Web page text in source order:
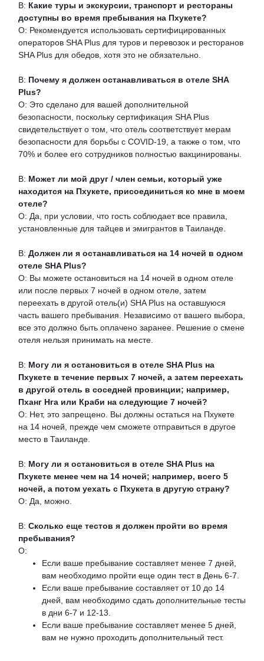
В: Какие туры и экскурсии, транспорт и рестораны
доступны во время пребывания на Пхукете?
О: Рекомендуется использовать сертифицированных
операторов SHA Plus для туров и перевозок и ресторанов
SHA Plus для обедов, хотя это не обязательно.
В: Почему я должен останавливаться в отеле SHA
Plus?
О: Это сделано для вашей дополнительной
безопасности, поскольку сертификация SHA Plus
свидетельствует о том, что отель соответствует мерам
безопасности для борьбы с COVID-19, а также о том, что
70% и более его сотрудников полностью вакцинированы.
В: Может ли мой друг / член семьи, который уже
находится на Пхукете, присоединиться ко мне в моем
отеле?
О: Да, при условии, что гость соблюдает все правила,
установленные для тайцев и эмигрантов в Таиланде.
В: Должен ли я останавливаться на 14 ночей в одном
отеле SHA Plus?
О: Вы можете остановиться на 14 ночей в одном отеле
или после первых 7 ночей в одном отеле, затем
переехать в другой отель(и) SHA Plus на оставшуюся
часть вашего пребывания. Независимо от вашего выбора,
все это должно быть оплачено заранее. Решение о смене
отеля нельзя принимать на месте.
В: Могу ли я остановиться в отеле SHA Plus на
Пхукете в течение первых 7 ночей, а затем переехать
в другой отель в соседней провинции; например,
Пханг Нга или Краби на следующие 7 ночей?
О: Нет, это запрещено. Вы должны остаться на Пхукете
на 14 ночей, прежде чем сможете отправиться в другое
место в Таиланде.
В: Могу ли я остановиться в отеле SHA Plus на
Пхукете менее чем на 14 ночей; например, всего 5
ночей, а потом уехать с Пхукета в другую страну?
О: Да, можно.
В: Сколько еще тестов я должен пройти во время
пребывания?
О:
Если ваше пребывание составляет менее 7 дней,
вам необходимо пройти еще один тест в День 6-7.
Если ваше пребывание составляет от 10 до 14
дней, вам необходимо сдать дополнительные тесты
в дни 6-7 и 12-13.
Если ваше пребывание составляет менее 5 дней,
вам не нужно проходить дополнительный тест.